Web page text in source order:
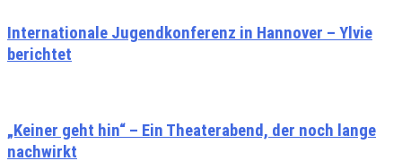
Internationale Jugendkonferenz in Hannover – Ylvie
berichtet
„Keiner geht hin“ – Ein Theaterabend, der noch lange
nachwirkt